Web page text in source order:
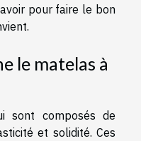
pour faire le bon
le matelas à
sont composés de
et solidité. Ces